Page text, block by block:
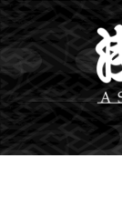
Skip
to
content